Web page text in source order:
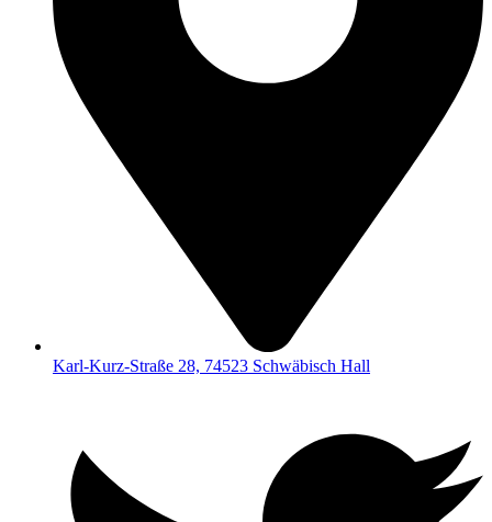
Karl-Kurz-Straße 28, 74523 Schwäbisch Hall